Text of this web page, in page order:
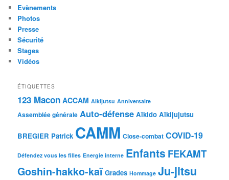
Evènements
Photos
Presse
Sécurité
Stages
Vidéos
ÉTIQUETTES
123 Macon ACCAM Aikijutsu Anniversaire
Assemblée générale Auto-défense Aïkido Aïkijujutsu
BREGIER Patrick CAMM Close-combat COVID-19
Défendez vous les filles Energie interne Enfants FEKAMT
Goshin-hakko-kaï Grades Hommage Ju-jitsu